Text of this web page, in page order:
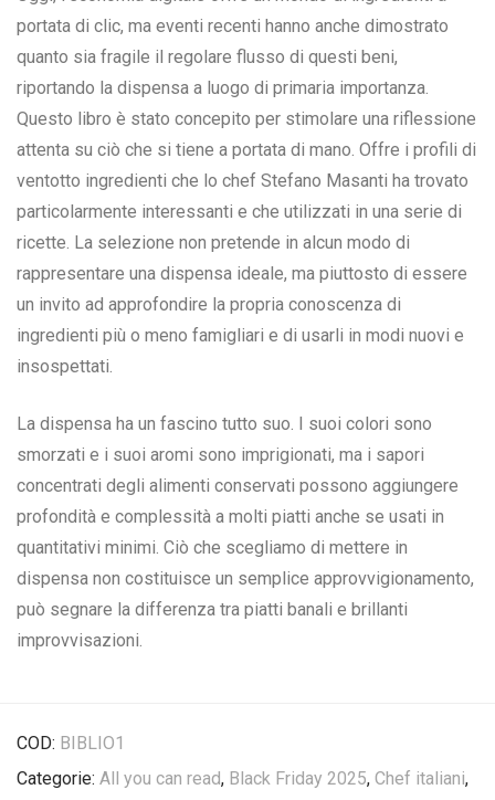
portata di clic, ma eventi recenti hanno anche dimostrato
quanto sia fragile il regolare flusso di questi beni,
riportando la dispensa a luogo di primaria importanza.
Questo libro è stato concepito per stimolare una riflessione
attenta su ciò che si tiene a portata di mano. Offre i profili di
ventotto ingredienti che lo chef Stefano Masanti ha trovato
particolarmente interessanti e che utilizzati in una serie di
ricette. La selezione non pretende in alcun modo di
rappresentare una dispensa ideale, ma piuttosto di essere
un invito ad approfondire la propria conoscenza di
ingredienti più o meno famigliari e di usarli in modi nuovi e
insospettati.
La dispensa ha un fascino tutto suo. I suoi colori sono
smorzati e i suoi aromi sono imprigionati, ma i sapori
concentrati degli alimenti conservati possono aggiungere
profondità e complessità a molti piatti anche se usati in
quantitativi minimi. Ciò che scegliamo di mettere in
dispensa non costituisce un semplice approvvigionamento,
può segnare la differenza tra piatti banali e brillanti
improvvisazioni.
COD: BIBLIO1
Categorie: All you can read, Black Friday 2025, Chef italiani,